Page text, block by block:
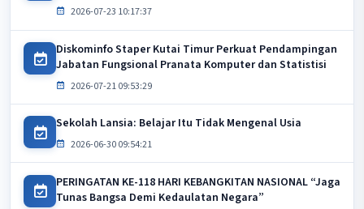
2026-07-23 10:17:37
Diskominfo Staper Kutai Timur Perkuat Pendampingan
Jabatan Fungsional Pranata Komputer dan Statistisi
2026-07-21 09:53:29
Sekolah Lansia: Belajar Itu Tidak Mengenal Usia
2026-06-30 09:54:21
PERINGATAN KE-118 HARI KEBANGKITAN NASIONAL “Jaga
Tunas Bangsa Demi Kedaulatan Negara”